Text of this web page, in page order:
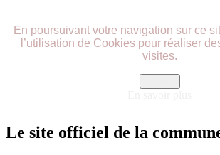
En poursuivant votre navigation sur ce
l’utilisation de Cookies pour réaliser
visites.
Le site officiel de la